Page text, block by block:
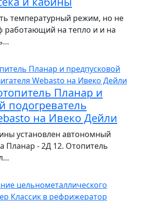
температурный режим, но не
работающий на тепло и и на
Планар и
подогреватель
на Ивеко Дейли
установлен автономный
Планар - 2Д 12. Отопитель